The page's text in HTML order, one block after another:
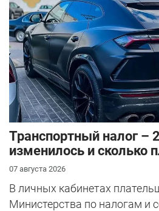
Транспортный налог –
изменилось и сколько
07 августа 2026
В личных кабинетах
Министерства по налогам и